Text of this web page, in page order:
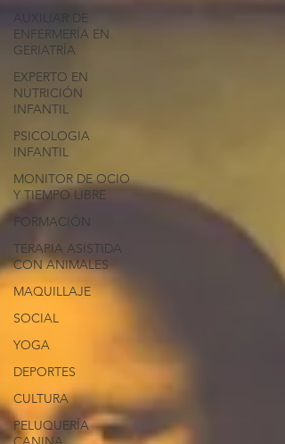
AUXILIAR DE
ENFERMERÍA EN
GERIATRÍA
EXPERTO EN
NUTRICIÓN
INFANTIL
PSICOLOGIA
INFANTIL
MONITOR DE OCIO
Y TIEMPO LIBRE
FORMACIÓN
TERAPIA ASISTIDA
CON ANIMALES
MAQUILLAJE
SOCIAL
YOGA
DEPORTES
CULTURA
PELUQUERÍA